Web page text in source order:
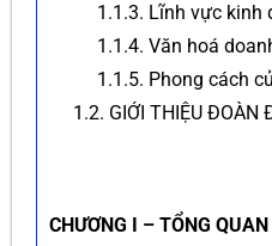
1.1.3. Lĩnh vực kinh
1.1.4. Văn hoá
1.1.5. Phong cách
1.2. GIỚI THIỆU ĐOÀN
CHƯƠNG I – TỔNG